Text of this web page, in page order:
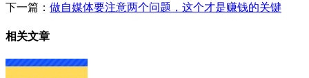
下一篇： 做自媒体要注意两个问题，这个才是赚钱的关键
相关文章